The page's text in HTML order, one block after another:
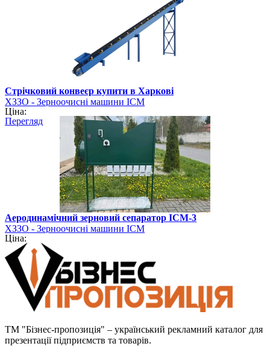
Стрічковий конвеєр купити в Харкові
ХЗЗО - Зерноочисні машини ІСМ
Ціна:
Перегляд
Аеродинамічний зерновий сепаратор ІСМ-3
ХЗЗО - Зерноочисні машини ІСМ
Ціна:
ТМ "Бізнес-пропозиція" – український рекламний каталог для
презентації підприємств та товарів.